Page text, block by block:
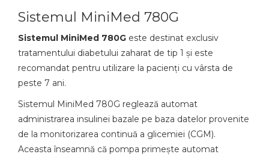
Sistemul MiniMed 780G
Sistemul MiniMed 780G este destinat exclusiv
tratamentului diabetului zaharat de tip 1 și este
recomandat pentru utilizare la pacienți cu vârsta de
peste 7 ani.
Sistemul MiniMed 780G reglează automat
administrarea insulinei bazale pe baza datelor provenite
de la monitorizarea continuă a glicemiei (CGM).
Aceasta înseamnă că pompa primește automat